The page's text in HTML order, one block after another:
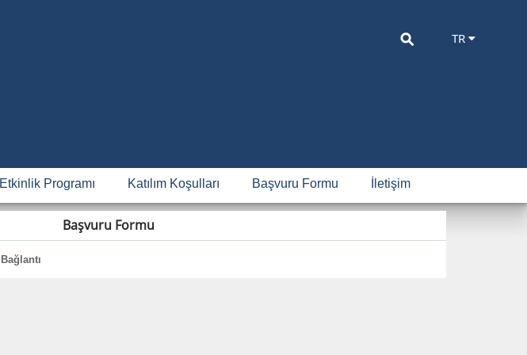
TR
⚲
Etkinlik Programı Katılım Koşulları Başvuru Formu İletişim
Başvuru Formu
Bağlantı